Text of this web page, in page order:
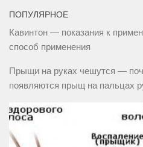
ПОПУЛЯРНОЕ
Кавинтон — показания к
способ применения
Прыщи на руках чешутся —
появляются прыщ на пальцах